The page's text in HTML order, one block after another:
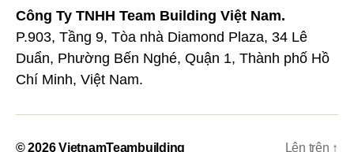
Công Ty TNHH Team Building Việt Nam.
P.903, Tầng 9, Tòa nhà Diamond Plaza, 34 Lê
Duẩn, Phường Bến Nghé, Quận 1, Thành phố Hồ
Chí Minh, Việt Nam.
© 2026VietnamTeambuilding Lên trên ↑